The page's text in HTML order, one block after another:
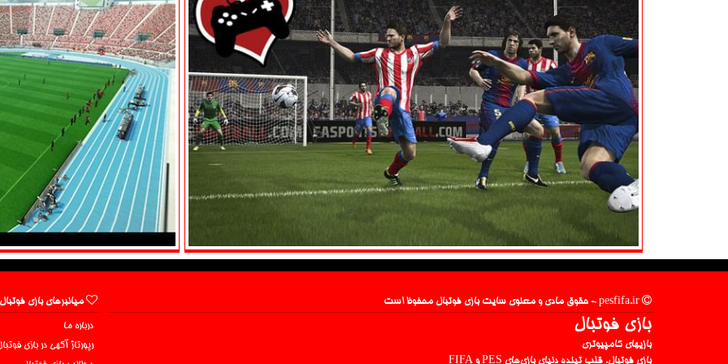
بازی فوتبال
بازیهای کامپیوتری
بازی فوتبال، قلب تپنده دنیای بازی‌های PES و FIFA
میانبرهای بازی
درباره ما
رپورتاژ آگهی در بازی